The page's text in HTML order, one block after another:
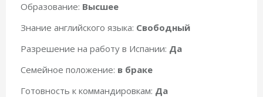
Образование: Высшее
Знание английского языка: Свободный
Разрешение на работу в Испании: Да
Семейное положение: в браке
Готовность к коммандировкам: Да